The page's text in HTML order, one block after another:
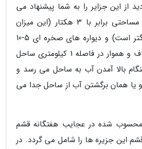
از این جزایر را به شما پیشنهاد می
کنیم. این جزایر با مساحتی برابر با 3 هکتار (این میزان
متعلق به جزیره بزرگتر است) و دیواره های صخره ای 5-10
متری و سطحی صاف و هموار در فاصله 1 کیلومتری ساحل
بالا آمدن آب به ساحل می رسد و
یا همان برگشتن آب از ساحل جدا می
محسوب شده در عجایب هفتگانه قشم
این جزیره ها را شامل می گردد. در